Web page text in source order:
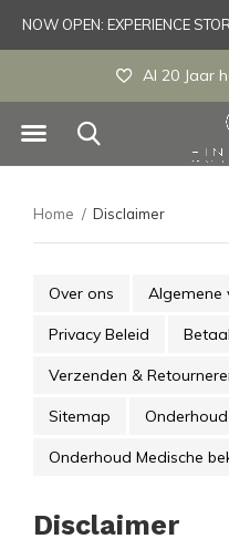
Al 20 Jaar
Home Disclaimer
Over ons Algemene
Privacy Beleid
Verzenden &
Sitemap
Onderhoud Medische
Disclaimer